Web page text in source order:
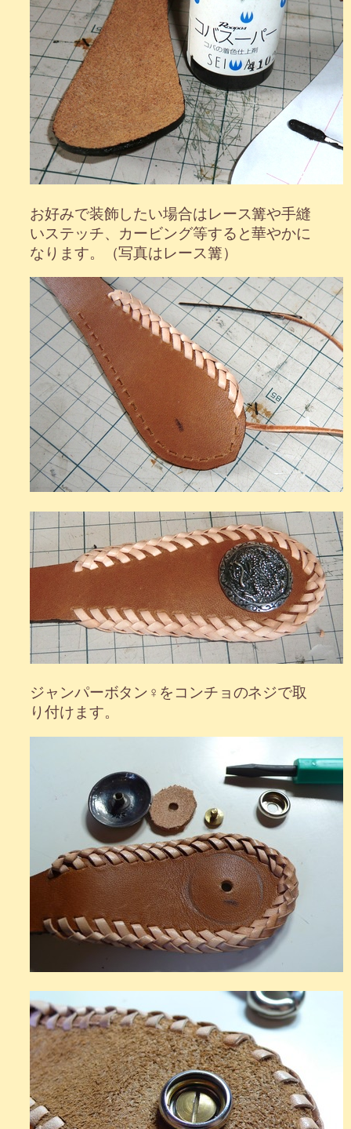
お好みで装飾したい場合はレース篝や手縫
いステッチ、カービング等すると華やかに
なります。（写真はレース篝）
ジャンパーボタン♀をコンチョのネジで取
り付けます。